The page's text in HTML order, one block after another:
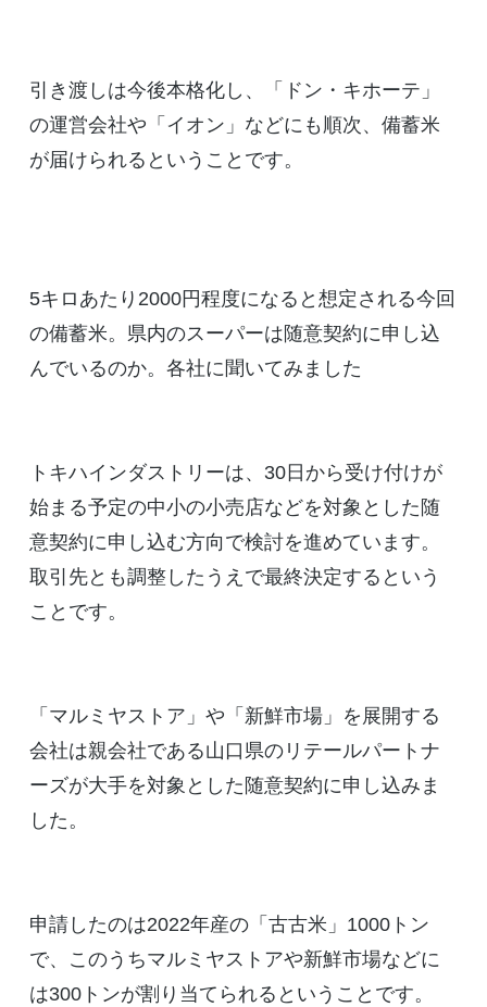
引き渡しは今後本格化し、「ドン・キホーテ」
の運営会社や「イオン」などにも順次、備蓄米
が届けられるということです。
5キロあたり2000円程度になると想定される今回
の備蓄米。県内のスーパーは随意契約に申し込
んでいるのか。各社に聞いてみました
トキハインダストリーは、30日から受け付けが
始まる予定の中小の小売店などを対象とした随
意契約に申し込む方向で検討を進めています。
取引先とも調整したうえで最終決定するという
ことです。
「マルミヤストア」や「新鮮市場」を展開する
会社は親会社である山口県のリテールパートナ
ーズが大手を対象とした随意契約に申し込みま
した。
申請したのは2022年産の「古古米」1000トン
で、このうちマルミヤストアや新鮮市場などに
は300トンが割り当てられるということです。